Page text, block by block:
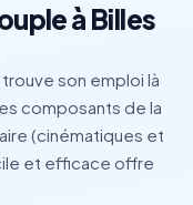
à Billes
son emploi là
composants de la
(cinématiques et
et efficace offre